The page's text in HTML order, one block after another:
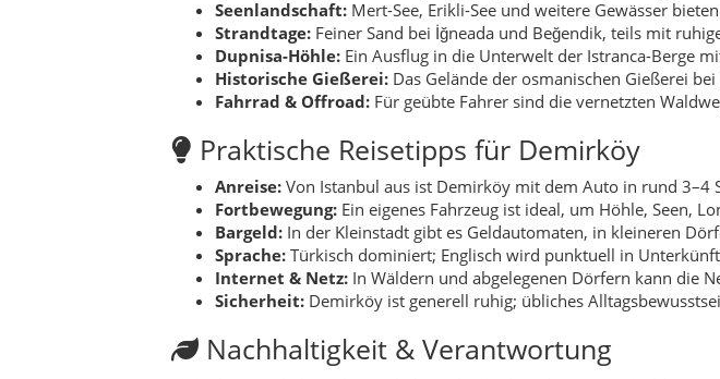
Nachhaltigkeit & Verantwortung
Demirköy ist ökologisch sensibel – insbesondere die Longoz-Wälder,
zurücklassen und Feuer nur an offiziellen Grillplätzen entzünden. Viele
Wer lokal einkauft, traditionelle Gerichte in Familienrestaurants
fragile Balance zwischen Tourismus und Naturschutz erhalten und
Für wen eignet sich Demirköy?
Naturfans & Wanderer:Wälder, Hügel, Seen und Meer – perfekt
Familien:Ruhige Strände und einfache Spazierwege, dazu frische
Fotografen: Morgennebel in den Wäldern, Sonnenuntergänge am
Birdwatcher & Naturbeobachter:Longoz-Wälder und